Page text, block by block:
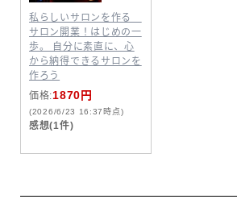
私らしいサロンを作る
サロン開業！はじめの一
歩。 自分に素直に、心
から納得できるサロンを
作ろう
価格:1870円
(2026/6/23 16:37時点)
感想(1件)